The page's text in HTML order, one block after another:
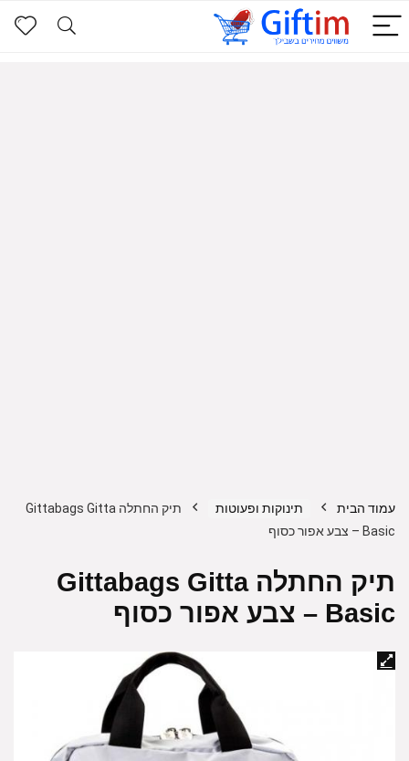
עמוד הבית תינוקות ופעוטות
תיק החתלה Gittabags Gitta
Basic – צבע אפור כסוף
תיק החתלה Gittabags Gitta
Basic – צבע אפור כסוף